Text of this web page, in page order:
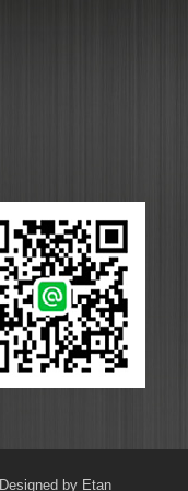
Designed by Etan